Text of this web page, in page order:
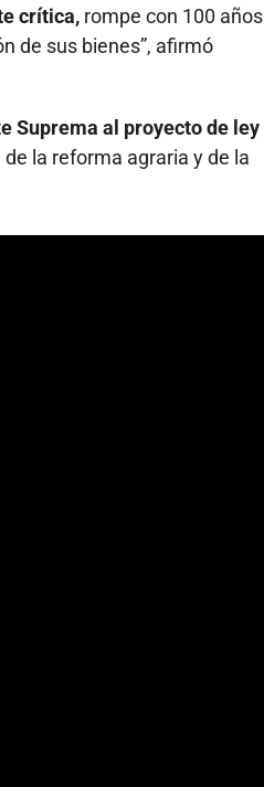
crítica, rompe con 100 años
de sus bienes”, afirmó
Suprema al proyecto de ley
la reforma agraria y de la